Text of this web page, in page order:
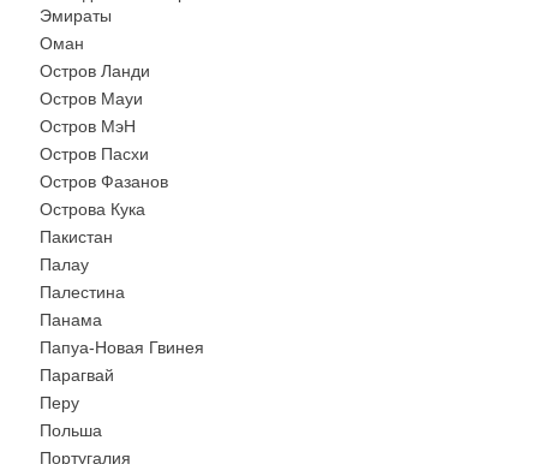
Эмираты
Оман
Остров Ланди
Остров Мауи
Остров МэН
Остров Пасхи
Остров Фазанов
Острова Кука
Пакистан
Палау
Палестина
Панама
Папуа-Новая Гвинея
Парагвай
Перу
Польша
Португалия